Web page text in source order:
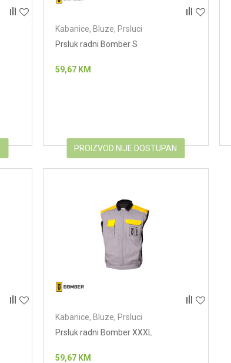
Kabanice, Bluze, Prsluci
Prsluk radni Bomber S
59,67 KM
PROIZVOD NIJE DOSTUPAN
Kabanice, Bluze, Prsluci
Prsluk radni Bomber XXXL
59,67 KM